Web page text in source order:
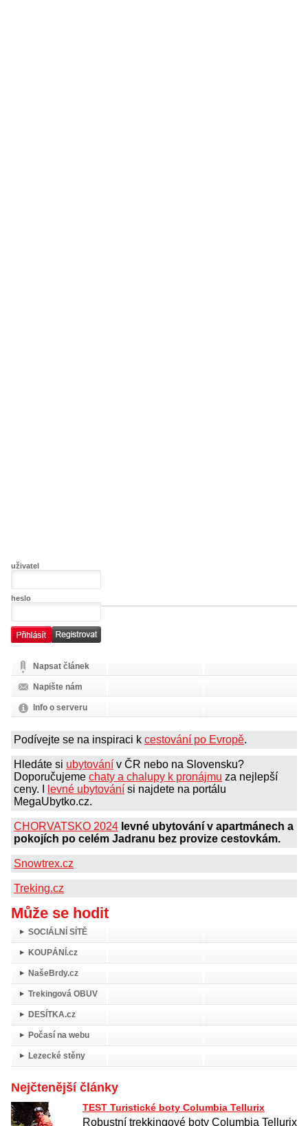
uživatel
heslo
Napsat článek
Napište nám
Info o serveru
Podívejte se na inspiraci k cestování po Evropě.
Hledáte si ubytování v ČR nebo na Slovensku?
Doporučujeme chaty a chalupy k pronájmu za nejlepší
ceny. I
levné ubytování si najdete na portálu
MegaUbytko.cz.
CHORVATSKO 2024 levné ubytování v apartmánech a
pokojích po celém Jadranu bez provize cestovkám.
Snowtrex.cz
Treking.cz
Může se hodit
SOCIÁLNÍ SÍTĚ
KOUPÁNÍ.cz
NašeBrdy.cz
Trekingová OBUV
DESÍTKA.cz
Počasí na webu
Lezecké stěny
Nejčtenější články
TEST Turistické boty Columbia Tellurix
Robustní trekkingové boty Columbia Tellurix